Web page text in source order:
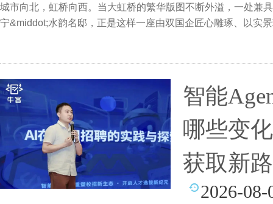
城市向北，虹桥向西。当大虹桥的繁华版图不断外溢，一处兼
宁&middot;水韵名邸，正是这样一座由双国企匠心雕琢、以实
智能
哪些变
获取新
2026-08-